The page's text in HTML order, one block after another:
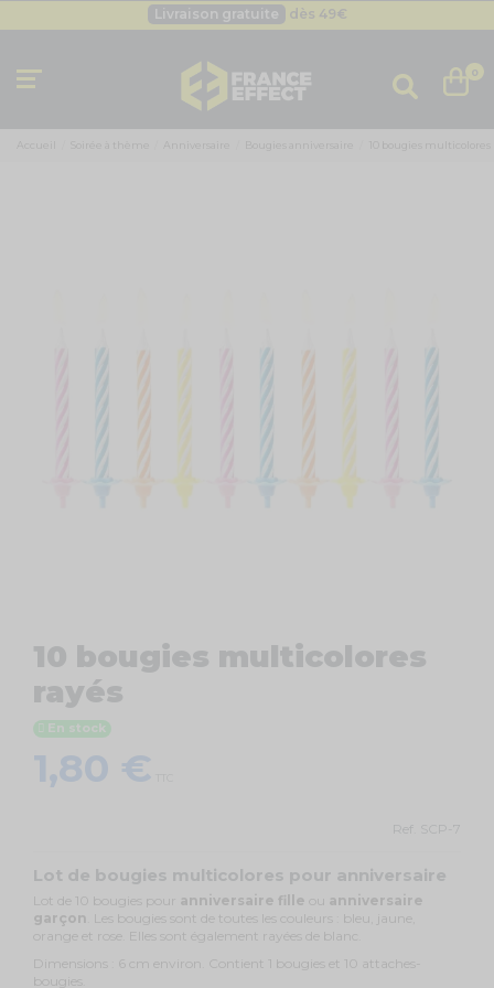
Livraison gratuite dès 49€
Livraison gratuite dès 49 0
Accueil Soirée à thème Anniversaire Bougies anniversaire 10 bougies multicolores
10 bougies multicolores
rayés
En stock
1,80 €
Ref. SCP-7
Lot de bougies multicolores pour anniversaire
Lot de 10 bougies pour anniversaire fille ou anniversaire
garçon
. Les bougies sont de toutes les couleurs : bleu, jaune,
orange et rose. Elles sont également rayées de blanc.
Dimensions : 6 cm environ. Contient 1 bougies et 10 attaches-
bougies.